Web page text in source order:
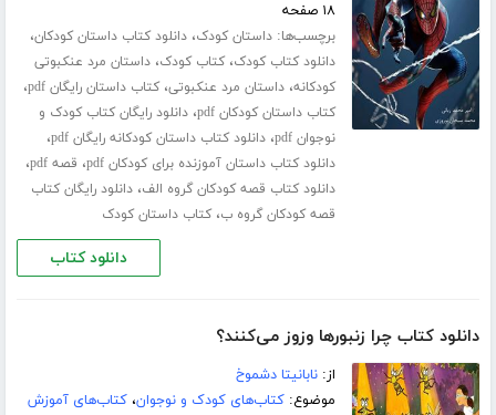
۱۸ صفحه
برچسب‌ها:داستان کودک،دانلود کتاب داستان کودکان،
دانلود کتاب کودک،کتاب کودک،داستان مرد عنکبوتی
کودکانه،داستان مرد عنکبوتی،کتاب داستان رایگان pdf ،
کتاب داستان کودکان pdf ،دانلود رایگان کتاب کودک و
نوجوان pdf
،دانلود کتاب داستان کودکانه رایگان pdf ،
دانلود کتاب داستان آموزنده برای کودکان pdf ، قصه pdf ،
دانلود کتاب قصه کودکان گروه الف،دانلود رایگان کتاب
قصه کودکان گروه ب،کتاب داستان کودک
دانلود کتاب
دانلود کتاب چرا زنبورها وزوز می‌کنند؟
از:نابانیتا دشموخ
موضوع:کتاب‌های کودک و نوجوان،کتاب‌های آموزش